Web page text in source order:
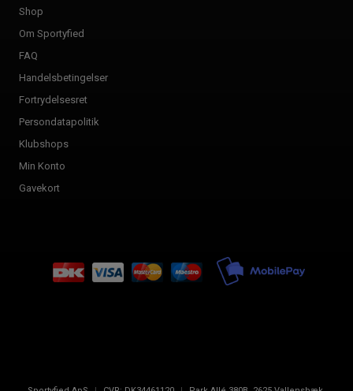
Shop
Om Sportyfied
FAQ
Handelsbetingelser
Fortrydelsesret
Persondatapolitik
Klubshops
Min Konto
Gavekort